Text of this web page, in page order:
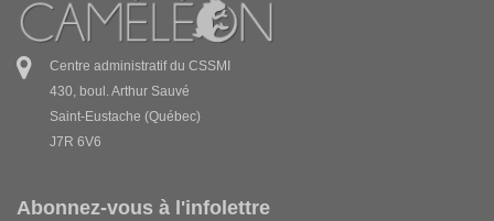
Centre administratif du CSSMI
430, boul. Arthur Sauvé
Saint-Eustache (Québec)
J7R 6V6
Abonnez-vous à l'infolettre